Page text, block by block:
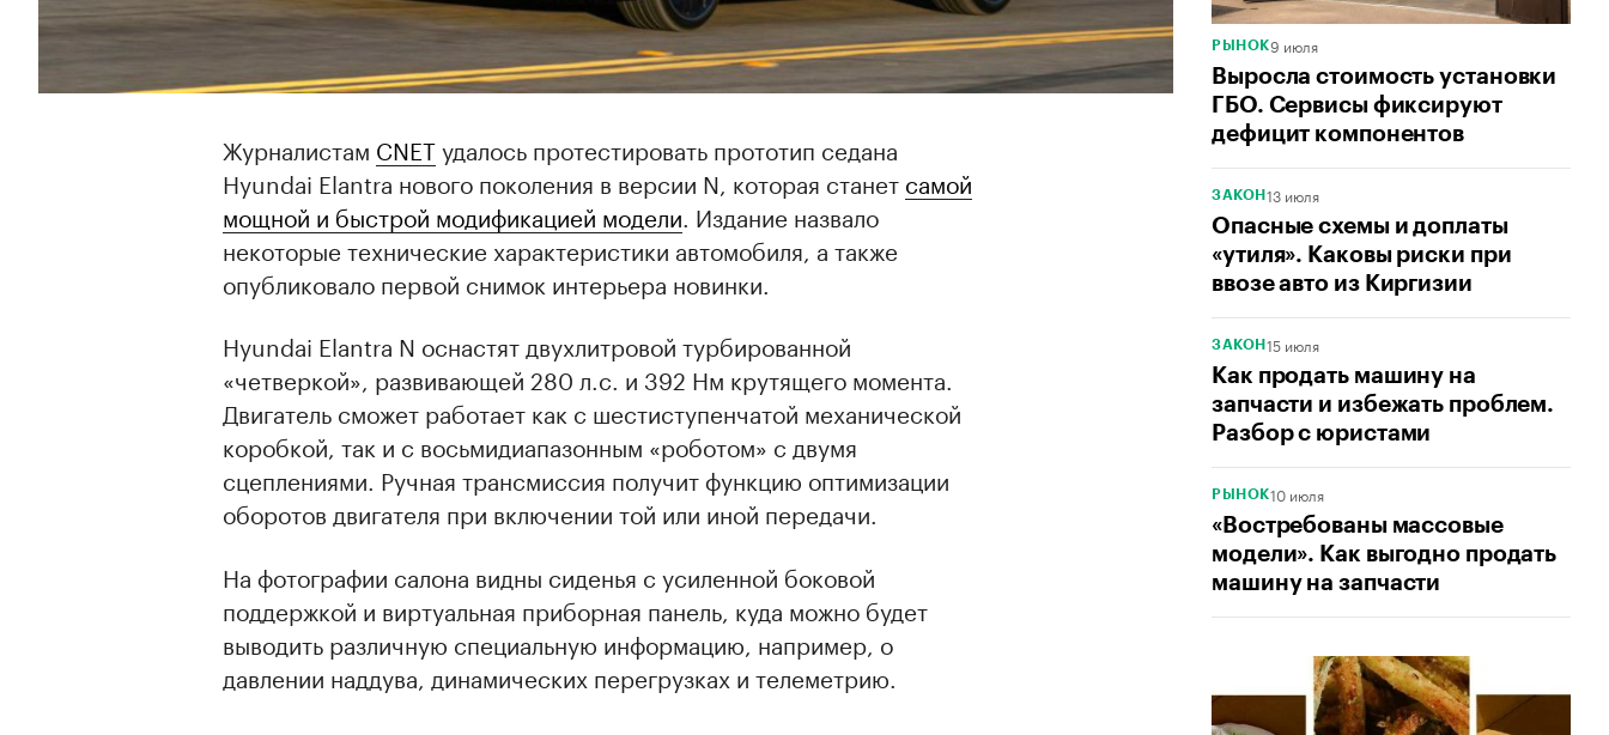
РЫНОК9 июля
Выросла стоимость установки
ГБО. Сервисы фиксируют
дефицит компонентов
ЗАКОН 13 июля
Опасные схемы и доплаты
«утиля». Каковы риски при
ввозе авто из Киргизии
ЗАКОН 15 июля
Как продать машину на
запчасти и избежать проблем.
Разбор с юристами
РЫНОК10 июля
«Востребованы массовые
модели». Как выгодно продать
машину на запчасти
Журналистам CNETудалось протестировать прототип седана
Hyundai Elantra нового поколения в версии N, которая станет самой
мощной и быстрой модификацией модели . Издание назвало
некоторые технические характеристики автомобиля, а также
опубликовало первой снимок интерьера новинки.
Hyundai Elantra N оснастят двухлитровой турбированной
«четверкой», развивающей 280 л.с. и 392 Нм крутящего момента.
Двигатель сможет работает как с шестиступенчатой механической
коробкой, так и с восьмидиапазонным «роботом» с двумя
сцеплениями. Ручная трансмиссия получит функцию оптимизации
оборотов двигателя при включении той или иной передачи.
На фотографии салона видны сиденья с усиленной боковой
поддержкой и виртуальная приборная панель, куда можно будет
выводить различную специальную информацию, например, о
давлении наддува, динамических перегрузках и телеметрию.